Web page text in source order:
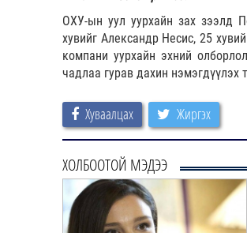
ОХУ-ын уул уурхайн зах зээлд
хувийг Александр Несис, 25
компани уурхайн эхний
чадлаа гурав дахин нэмэгдүүлэх
Хуваалцах Жиргэх
ХОЛБООТОЙ МЭДЭЭ